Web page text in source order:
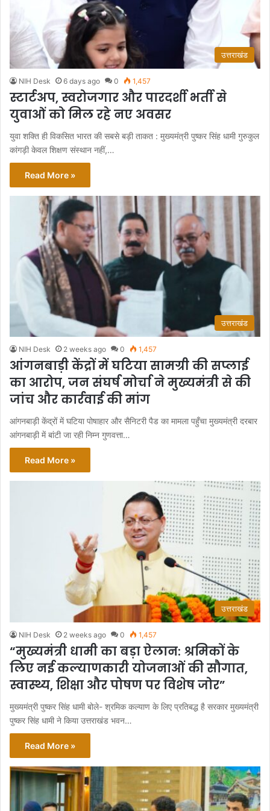
उत्तराखंड
NIH Desk 6 days ago 0 1,457
स्टार्टअप, स्वरोजगार और पारदर्शी भर्ती से
युवाओं को मिल रहे नए अवसर
युवा शक्ति ही विकसित भारत की सबसे बड़ी ताकत : मुख्यमंत्री पुष्कर सिंह धामी गुरुकुल
कांगड़ी केवल शिक्षण संस्थान नहीं,…
Read More »
उत्तराखंड
NIH Desk 2 weeks ago 0 1,457
आंगनबाड़ी केंद्रों में घटिया सामग्री की सप्लाई
का आरोप, जन संघर्ष मोर्चा ने मुख्यमंत्री से की
जांच और कार्रवाई की मांग
आंगनबाड़ी केंद्रों में घटिया पोषाहार और सैनिटरी पैड का मामला पहुँचा मुख्यमंत्री दरबार
आंगनबाड़ी में बांटी जा रही निम्न गुणवत्ता…
Read More »
उत्तराखंड
NIH Desk 2 weeks ago 0 1,457
“मुख्यमंत्री धामी का बड़ा ऐलान: श्रमिकों के
लिए नई कल्याणकारी योजनाओं की सौगात,
स्वास्थ्य, शिक्षा और पोषण पर विशेष जोर”
मुख्यमंत्री पुष्कर सिंह धामी बोले- श्रमिक कल्याण के लिए प्रतिबद्ध है सरकार मुख्यमंत्री
पुष्कर सिंह धामी ने किया उत्तराखंड भवन…
Read More »